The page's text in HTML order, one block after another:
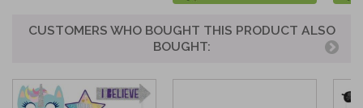
CUSTOMERS WHO BOUGHT THIS PRODUCT ALSO
BOUGHT: